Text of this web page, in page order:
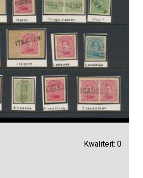
Kwaliteit: 0